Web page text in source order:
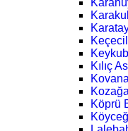
Kılıç
Köprü